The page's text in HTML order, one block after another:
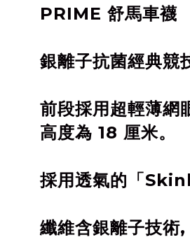
PRIME 舒馬車襪
銀離子抗菌經典競
前段採用超輕薄網
高度為 18 厘米。
採用透氣的「
纖維含銀離子技術